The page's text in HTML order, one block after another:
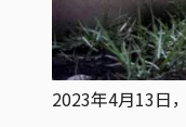
2023年4月13日